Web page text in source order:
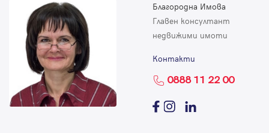
Благородна Имова
Главен консултант
недвижими имоти
Контакти
0888 11 22 00